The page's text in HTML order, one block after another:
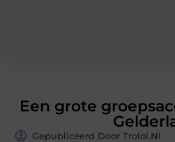
Een grote
Gepubliceerd Door Trolol.nl